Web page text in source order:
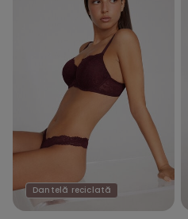
Dantelă reciclată